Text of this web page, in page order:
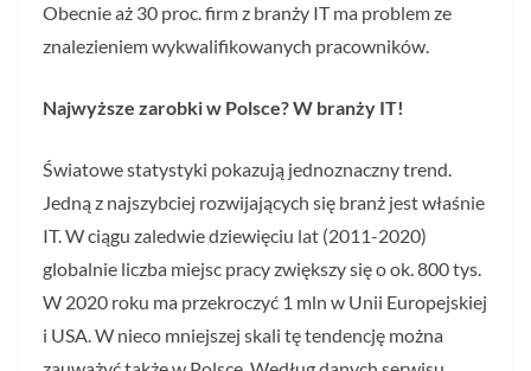
Obecnie aż 30 proc. firm z branży IT ma problem ze
znalezieniem wykwalifikowanych pracowników.
Najwyższe zarobki w Polsce? W branży IT!
Światowe statystyki pokazują jednoznaczny trend.
Jedną z najszybciej rozwijających się branż jest właśnie
IT. W ciągu zaledwie dziewięciu lat (2011-2020)
globalnie liczba miejsc pracy zwiększy się o ok. 800 tys.
W 2020 roku ma przekroczyć 1 mln w Unii Europejskiej
i USA. W nieco mniejszej skali tę tendencję można